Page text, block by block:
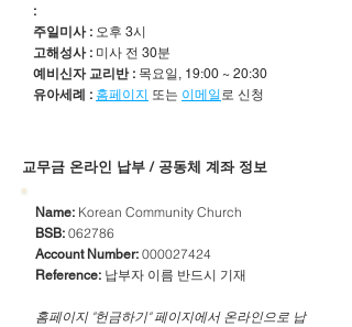
:
주일미사 : 오후 3시
고해성사 : 미사 전 30분
예비신자 교리반 : 목요일, 19:00 ~ 20:30
유아세례 : 홈페이지 또는 이메일 로 신청
​교무금 온라인 납부 / 공동체 계좌 정보
Name: Korean Community Church
BSB: 062786
Account Number: 000027424
Reference: 납부자 이름 반드시 기재
​홈페이지 "헌금하기" 페이지에서 온라인으로 납